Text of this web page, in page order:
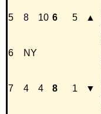
5 8 10 6 5 ▲
6 NY
7 4 4 8 1 ▼